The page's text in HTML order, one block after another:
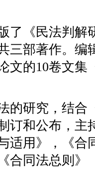
《民法判解
三部著作。编
文的10卷文集
研究，结合
订和公布，主
适用》，《合
合同法总则》